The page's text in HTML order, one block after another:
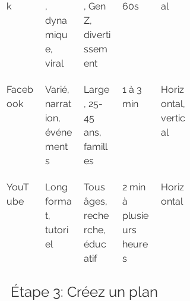
k
,
dyna
miqu
e,
viral
, Gen
Z,
diverti
ssem
ent
60s
al
Faceb
ook
Varié,
narrat
ion,
événe
ment
s
Large
, 25-
45
ans,
famill
es
1 à 3
min
Horiz
ontal,
vertic
al
YouT
ube
Long
forma
t,
tutori
el
Tous
âges,
reche
rche,
éduc
atif
2 min
à
plusie
urs
heure
s
Horiz
ontal
Étape 3: Créez un plan